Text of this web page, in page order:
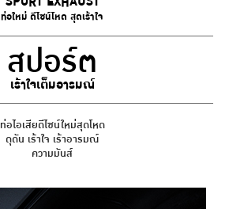
ท่อใหม่ ดีไซน์โหด สุดเร้าใจ
สปอร์ต
เร้าใจเต็มอารมณ์
ท่อไอเสียดีไซน์ใหม่สุดโหด
ดุดัน เร้าใจ เร้าอารมณ์
ความมันส์